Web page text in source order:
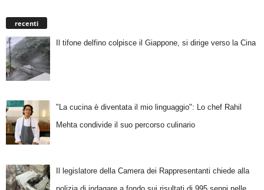
recenti
Il tifone delfino colpisce il Giappone, si dirige verso la Cina
"La cucina è diventata il mio linguaggio": Lo chef Rahil
Mehta condivide il suo percorso culinario
Il legislatore della Camera dei Rappresentanti chiede alla